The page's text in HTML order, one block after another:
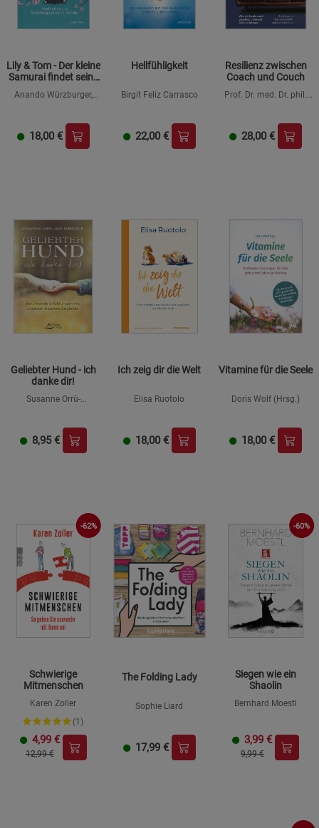
Lily & Tom - Der kleine
Samurai findet seine
Anando Würzburger,
18,00 €
Hellfühligkeit
Birgit Feliz Carrasco
22,00 €
Resilienz zwischen
Coach und Couch
Prof. Dr. med. Dr. phil.
28,00 €
Geliebter Hund - ich
danke dir!
Susanne Orrù-
8,95 €
Ich zeig dir die Welt
Elisa Ruotolo
18,00 €
Vitamine für die Seele
Doris Wolf (Hrsg.)
18,00 €
-62%
Schwierige
Mitmenschen
Karen Zoller
(1)
4,99 €
12,99 €
The Folding Lady
Sophie Liard
17,99 €
-60%
Siegen wie ein
Shaolin
Bernhard Moestl
3,99 €
9,99 €